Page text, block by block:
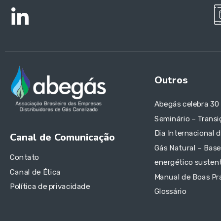
Canal de Comunicação
Contato
Canal de Ética
Política de privacidade
Outros
Abegás celebra 30
Seminário –
Dia Internacional
Gás Natural –
energético
Manual de Boas
Glossário